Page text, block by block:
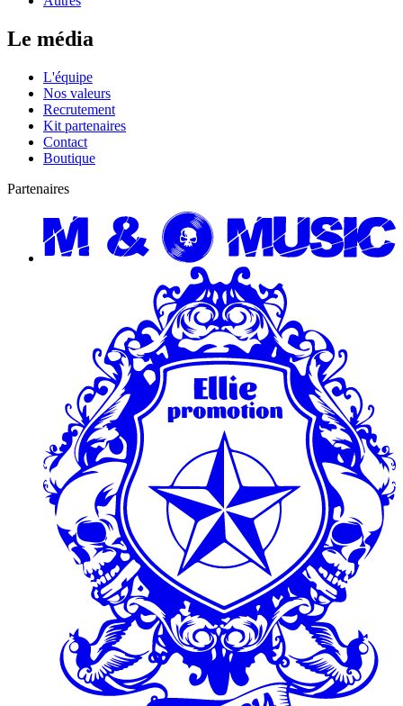
Le média
L'équipe
Nos valeurs
Recrutement
Kit partenaires
Contact
Boutique
Partenaires